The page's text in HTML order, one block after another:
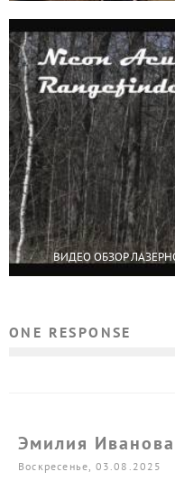
ВИДЕО ОБЗОР
ONE RESPONSE
Эмилия Иванова
Воскресенье, 03.08.2025